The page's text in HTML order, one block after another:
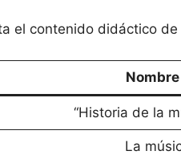
el contenido didáctico
“Historia de la
La